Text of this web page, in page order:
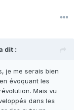
dit :
je me serais bien
évoquant les
Mais vu
dans les